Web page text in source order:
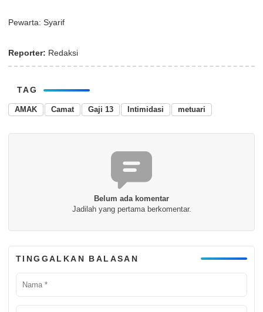
Pewarta: Syarif
Reporter: Redaksi
TAG
AMAK Camat Gaji 13 Intimidasi metuari
Belum ada komentar
Jadilah yang pertama berkomentar.
TINGGALKAN BALASAN